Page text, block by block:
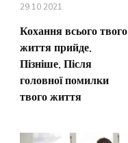
29.10.2021
Кохання всього твого
життя прийде.
Пізніше. Після
головної помилки
твого життя